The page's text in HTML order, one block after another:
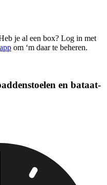
je al een box? Log in met
om ‘m daar te beheren.
en bataat-